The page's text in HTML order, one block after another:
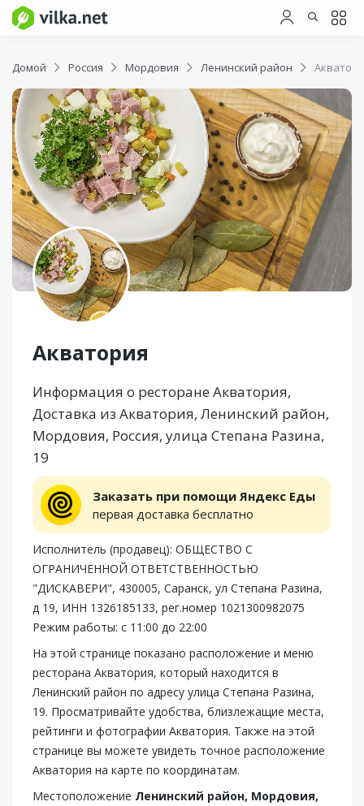
Домой Россия Мордовия Ленинский район
Акватория
Информация о ресторане Акватория,
Доставка из Акватория, Ленинский район,
Мордовия, Россия, улица Степана Разина,
19
Заказать при помощи Яндекс Еды
первая доставка бесплатно
Исполнитель (продавец): ОБЩЕСТВО С
ОГРАНИЧЕННОЙ ОТВЕТСТВЕННОСТЬЮ
"ДИСКАВЕРИ", 430005, Саранск, ул Степана Разина,
д 19, ИНН 1326185133, рег.номер 1021300982075
Режим работы: с 11:00 до 22:00
На этой странице показано расположение и меню
ресторана Акватория, который находится в
Ленинский район по адресу улица Степана Разина,
19. Просматривайте удобства, близлежащие места,
рейтинги и фотографии Акватория. Также на этой
странице вы можете увидеть точное расположение
Акватория на карте по координатам.
Местоположение Ленинский район, Мордовия,